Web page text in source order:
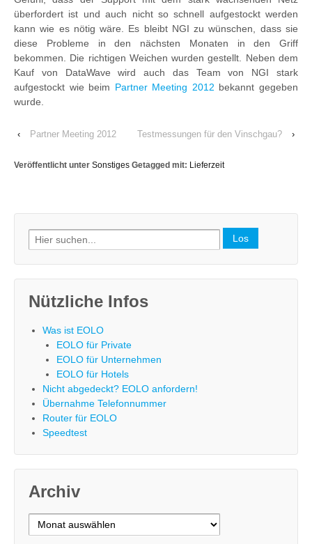
überfordert ist und auch nicht so schnell aufgestockt werden
kann wie es nötig wäre. Es bleibt NGI zu wünschen, dass sie
diese Probleme in den nächsten Monaten in den Griff
bekommen. Die richtigen Weichen wurden gestellt. Neben dem
Kauf von DataWave wird auch das Team von NGI stark
aufgestockt wie beim Partner Meeting 2012 bekannt gegeben
wurde.
‹ Partner Meeting 2012 Testmessungen für den Vinschgau? ›
Veröffentlicht unter Sonstiges Getagged mit: Lieferzeit
Search
for:
Nützliche Infos
Was ist EOLO
EOLO für Private
EOLO für Unternehmen
EOLO für Hotels
Nicht abgedeckt? EOLO anfordern!
Übernahme Telefonnummer
Router für EOLO
Speedtest
Archiv
Archiv